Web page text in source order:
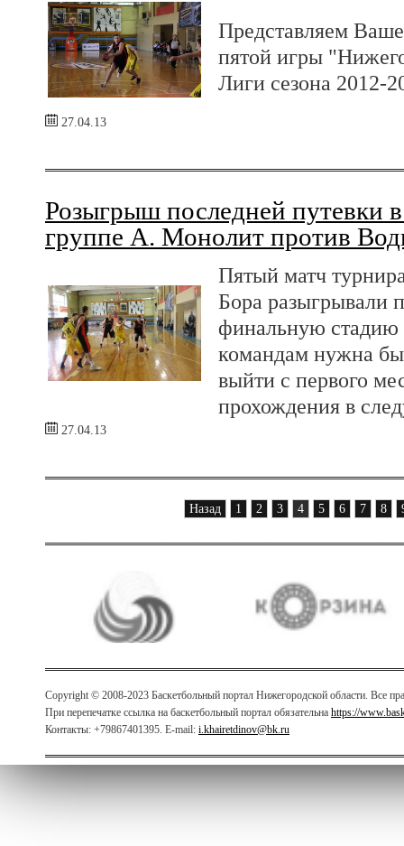
Представляем
пятой игры
Лиги сезона
27.04.13
Розыгрыш последней путевки
группе А. Монолит против
Пятый матч
Бора разыгрывали
финальную стадию
командам нужна
выйти с первого
прохождения в
27.04.13
Назад 1 2 3 4 5 6 7 8
Copyright © 2008-2023 Баскетбольный портал Нижегородской области. Все
При перепечатке ссылка на баскетбольный портал обязательна https://
Контакты: +79867401395. E-mail: i.khairetdinov@bk.ru